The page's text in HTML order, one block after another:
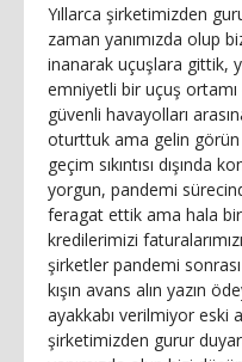
Yıllarca şirketimizden
zaman yanımızda olup
inanarak uçuşlara gittik,
emniyetli bir uçuş
güvenli havayolları
oturttuk ama gelin
geçim sıkıntısı dışında
yorgun, pandemi
feragat ettik ama hala bir
kredilerimizi
şirketler pandemi
kışın avans alın yazın
ayakkabı verilmiyor eski
şirketimizden gurur